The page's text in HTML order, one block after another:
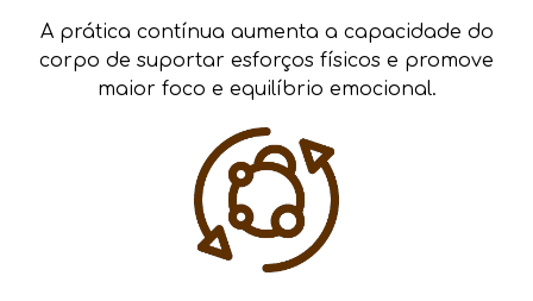
A prática contínua aumenta a capacidade do
corpo de suportar esforços físicos e promove
maior foco e equilíbrio emocional.